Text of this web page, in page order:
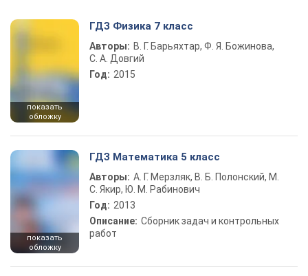
показать
обложку
ГДЗ Физика 7 класс
Авторы: В. Г. Барьяхтар, Ф. Я. Божинова,
С. А. Довгий
Год: 2015
показать
обложку
ГДЗ Математика 5 класс
Авторы: А. Г. Мерзляк, В. Б. Полонский, М.
С. Якир, Ю. М. Рабинович
Год: 2013
Описание: Сборник задач и контрольных
работ